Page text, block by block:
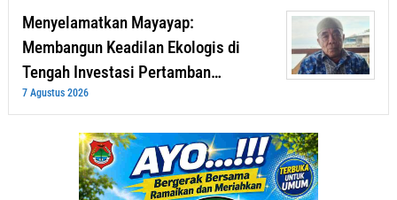
Menyelamatkan Mayayap:
Membangun Keadilan Ekologis di
Tengah Investasi Pertamban…
7 Agustus 2026